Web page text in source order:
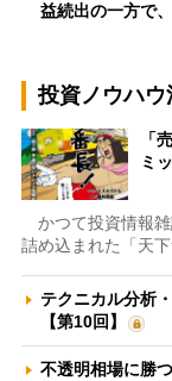
益続出の一方で
投資ノウハウ
「
ミ
かつて投資情報雑
詰め込まれた「天
テクニカル分析
【第10回】
不透明相場に勝